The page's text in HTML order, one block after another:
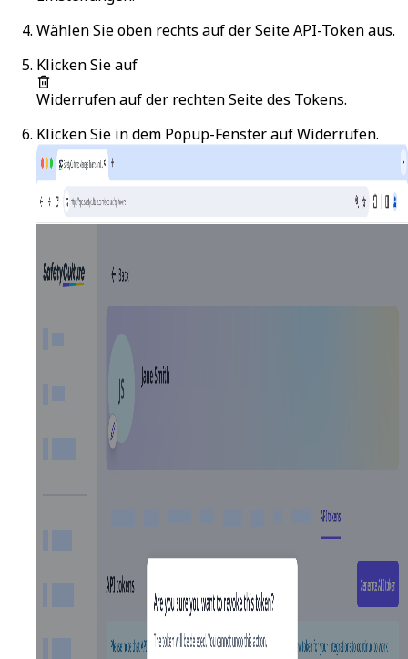
Wählen Sie oben rechts auf der SeiteAPI-Tokenaus.
Klicken Sie auf
Widerrufenauf der rechten Seite des Tokens.
Klicken Sie in dem Popup-Fenster aufWiderrufen.